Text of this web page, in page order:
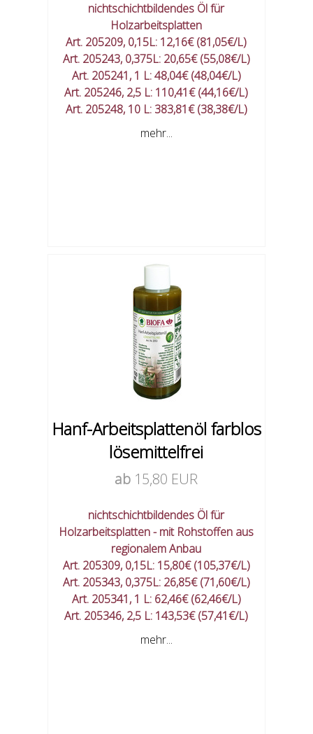
nichtschichtbildendes Öl für
Holzarbeitsplatten
Art. 205209, 0,15L: 12,16€ (81,05€/L)
Art. 205243, 0,375L: 20,65€ (55,08€/L)
Art. 205241, 1 L: 48,04€ (48,04€/L)
Art. 205246, 2,5 L: 110,41€ (44,16€/L)
Art. 205248, 10 L: 383,81€ (38,38€/L)
mehr...
Hanf-Arbeitsplattenöl farblos
lösemittelfrei
ab 15,80 EUR
nichtschichtbildendes Öl für
Holzarbeitsplatten - mit Rohstoffen aus
regionalem Anbau
Art. 205309, 0,15L: 15,80€ (105,37€/L)
Art. 205343, 0,375L: 26,85€ (71,60€/L)
Art. 205341, 1 L: 62,46€ (62,46€/L)
Art. 205346, 2,5 L: 143,53€ (57,41€/L)
mehr...